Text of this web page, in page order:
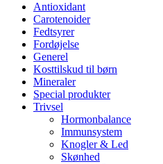
Antioxidant
Carotenoider
Fedtsyrer
Fordøjelse
Generel
Kosttilskud til børn
Mineraler
Special produkter
Trivsel
Hormonbalance
Immunsystem
Knogler & Led
Skønhed